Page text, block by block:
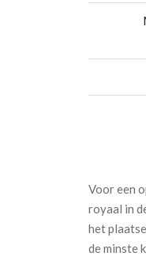
Voor een
royaal in
het
de minste